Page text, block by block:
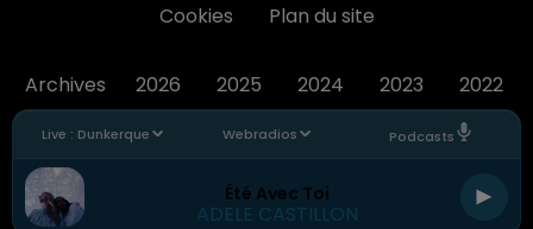
Live : Dunkerque Webradios Podcasts
Été Avec Toi
ADELE CASTILLON
Cookies
Plan du site
Archives 2026 2025 2024 2023 2022